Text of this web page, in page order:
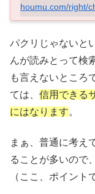
houmu.com/right/
パクリじゃないと
んが読みとって検
も言えないところ
ては、 信用できる
にはなります。
まぁ、普通に考え
ることが多いので
（ここ、ポイント